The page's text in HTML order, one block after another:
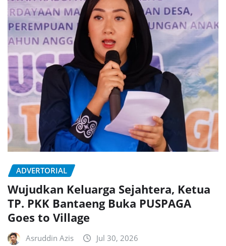
ADVERTORIAL
Wujudkan Keluarga Sejahtera, Ketua
TP. PKK Bantaeng Buka PUSPAGA
Goes to Village
Asruddin Azis Jul 30, 2026